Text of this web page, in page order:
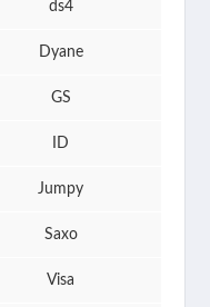
ds4
Dyane
GS
ID
Jumpy
Saxo
Visa